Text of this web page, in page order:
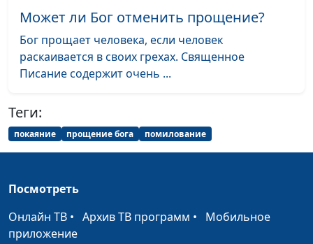
Может ли Бог отменить прощение?
Бог прощает человека, если человек
раскаивается в своих грехах. Священное
Писание содержит очень ...
Теги:
покаяние прощение бога помилование
Посмотреть
Онлайн ТВ • Архив ТВ программ • Мобильное
приложение